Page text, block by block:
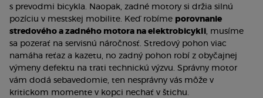
s prevodmi bicykla. Naopak, zadné motory si držia silnú
pozíciu v mestskej mobilite. Keď robíme porovnanie
stredového a zadného motora na elektrobicykli, musíme
sa pozerať na servisnú náročnosť. Stredový pohon viac
namáha reťaz a kazetu, no zadný pohon robí z obyčajnej
výmeny defektu na trati technickú výzvu. Správny motor
vám dodá sebavedomie, ten nesprávny vás môže v
kritickom momente v kopci nechať v štichu.